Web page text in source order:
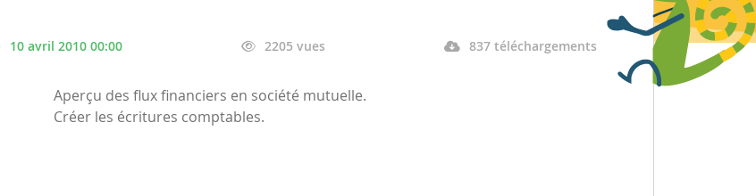
10 avril 2010 00:00 2205 vues 837 téléchargements
Aperçu des flux financiers en société mutuelle.
Créer les écritures comptables.